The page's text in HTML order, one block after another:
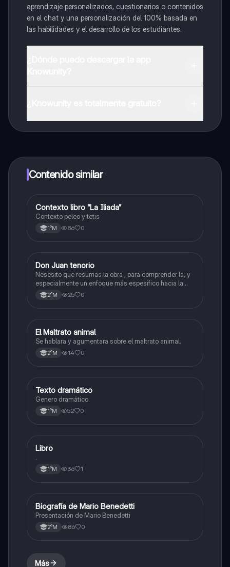
aprendizaje personalizados, cuestionarios o contenidos
en el chat y una personalización del 100% basada en
las habilidades y el desarrollo de los estudiantes.
a determinadas funciones.
Contenido similar
Lengua y Comunicación
Contexto libro “La Iliada”
Contexto peleo y tetis
1°M 86 0
Lengua y Comunicación
Don Juan tenorio
Nesesito que resumas la obra , para comprender la, y
especialmente un enfoque más espesifico hacia la
parte dos
2°M 25 0
Lengua y Comunicación
El Maltrato animal
Se hablara y agumentara sobre el maltrato animal.
2°M 14 0
Lengua y Comunicación
Texto dramático
Genero dramático
1°M 52 0
Lengua y Comunicación
Libro
.
1°M 36 1
Lengua y Comunicación
Biografía de Mario Benedetti
Presentación de Mario Benedetti
2°M 86 0
Más